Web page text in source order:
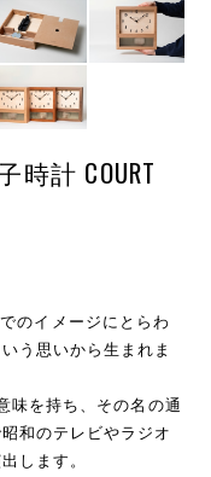
計 COURT
のイメージにとらわ
う思いから生まれま
味を持ち、その名の通
和のテレビやラジオ
します。